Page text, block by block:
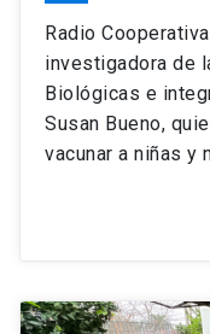
Radio
investigadora de
Biológicas e
Susan Bueno,
vacunar a niñas y